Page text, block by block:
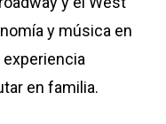
y música en
en familia.